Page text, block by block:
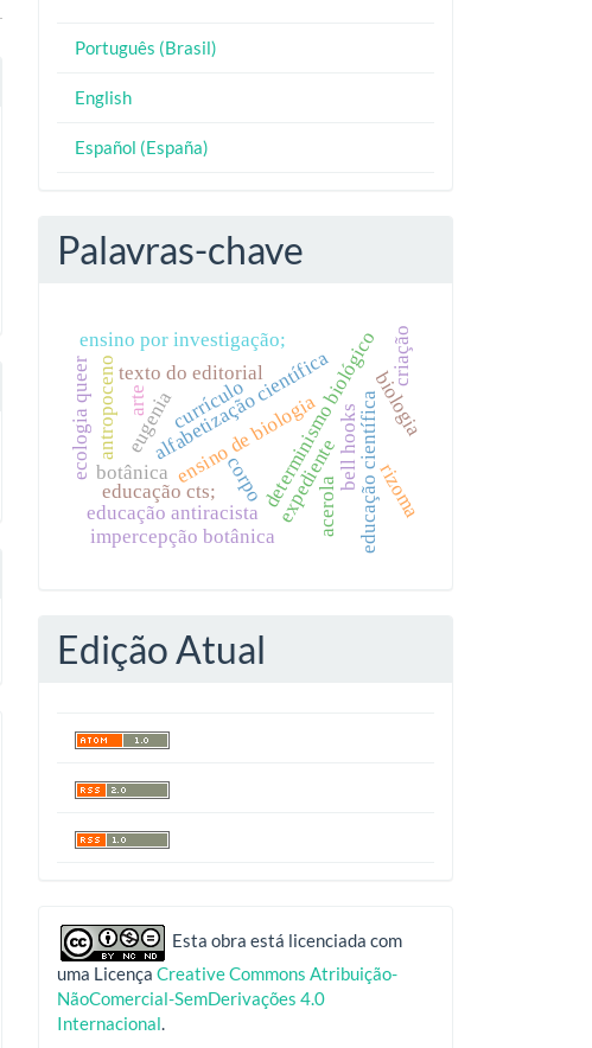
Português (Brasil)
English
Español (España)
Palavras-chave
texto do editorial
eugeniaensino de biologiadeterminismo biológico
alfabetização científica
antropoceno
expediente
educação cts; educação científica
educação antiracista
bell hooks
ensino por investigação;
impercepção botânica
biologia
ecologia queer botânica
currículo
acerola rizoma
arte
corpo
criação
Edição Atual
indexadoresEsta obra está licenciada com
uma Licença Creative Commons Atribuição-
NãoComercial-SemDerivações 4.0
Internacional.